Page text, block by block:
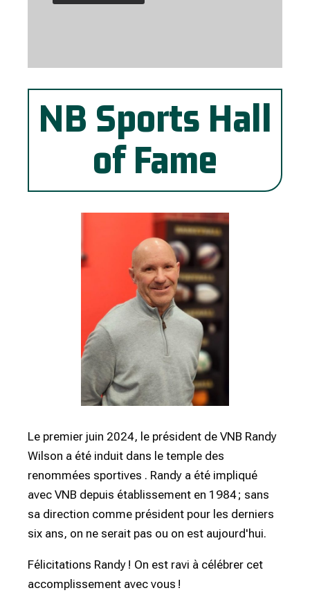
NB Sports Hall
of Fame
Le premier juin 2024, le président de VNB Randy
Wilson a été induit dans le temple des
renommées sportives . Randy a été impliqué
avec VNB depuis établissement en 1984 ; sans
sa direction comme président pour les derniers
six ans, on ne serait pas ou on est aujourd'hui.
Félicitations Randy ! On est ravi à célébrer cet
accomplissement avec vous !